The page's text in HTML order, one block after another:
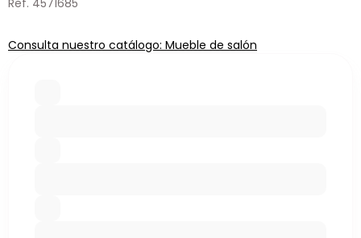
Ref. 4571685
Consulta nuestro catálogo: Mueble de salón